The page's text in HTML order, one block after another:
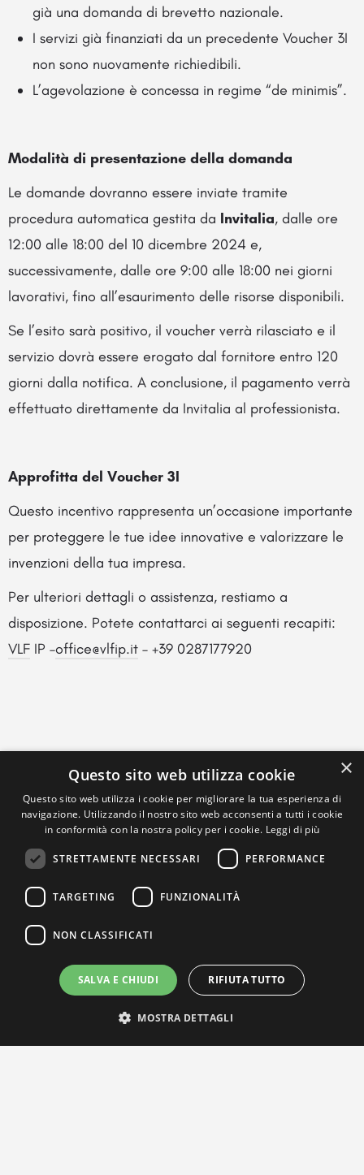
già una domanda di brevetto nazionale.
I servizi già finanziati da un precedente Voucher 3I
non sono nuovamente richiedibili.
L’agevolazione è concessa in regime “de minimis”.
Modalità di presentazione della domanda
Le domande dovranno essere inviate tramite
procedura automatica gestita da Invitalia, dalle ore
12:00 alle 18:00 del 10 dicembre 2024 e,
successivamente, dalle ore 9:00 alle 18:00 nei giorni
lavorativi, fino all’esaurimento delle risorse disponibili.
Se l’esito sarà positivo, il voucher verrà rilasciato e il
servizio dovrà essere erogato dal fornitore entro 120
giorni dalla notifica. A conclusione, il pagamento verrà
effettuato direttamente da Invitalia al professionista.
Approfitta del Voucher 3I
Questo incentivo rappresenta un’occasione importante
per proteggere le tue idee innovative e valorizzare le
invenzioni della tua impresa.
Per ulteriori dettagli o assistenza, restiamo a
disposizione. Potete contattarci ai seguenti recapiti:
VLF IP –office@vlfip.it – +39 0287177920
×
Questo sito web utilizza cookie
Questo sito web utilizza i cookie per migliorare la tua esperienza di
navigazione. Utilizzando il nostro sito web acconsenti a tutti i cookie
in conformità con la nostra policy per i cookie. Leggi di più
STRETTAMENTE NECESSARI PERFORMANCE
TARGETING FUNZIONALITÀ
NON CLASSIFICATI
SALVA E CHIUDI RIFIUTA TUTTO
MOSTRA DETTAGLI